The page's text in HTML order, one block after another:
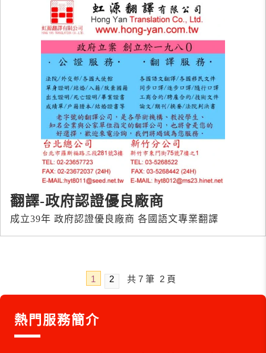
翻譯-政府認證優良廠商
成立39年 政府認證優良廠商 各國語文專業翻譯
1 2 共 7 筆 2 頁
熱門服務簡介